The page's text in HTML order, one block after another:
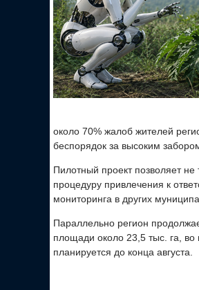
около 70% жалоб жителей
беспорядок за высоким
Пилотный проект позволяет не
процедуру привлечения к
мониторинга в других
Параллельно регион
площади около 23,5 тыс. га, во
планируется до конца августа.